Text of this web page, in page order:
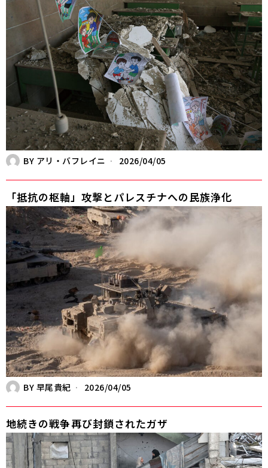
BY アリ・バフレイニ 2026/04/05
「抵抗の枢軸」攻撃とパレスチナへの民族浄化
BY 早尾貴紀 2026/04/05
地続きの戦争――再び封鎖されたガザ